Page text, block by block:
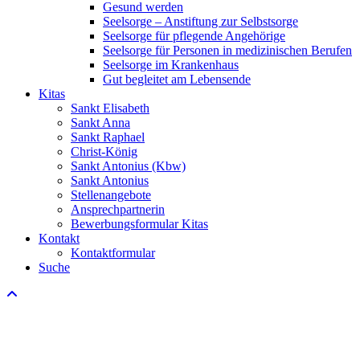
Gesund werden
Seelsorge – Anstiftung zur Selbstsorge
Seelsorge für pflegende Angehörige
Seelsorge für Personen in medizinischen Berufen
Seelsorge im Krankenhaus
Gut begleitet am Lebensende
Kitas
Sankt Elisabeth
Sankt Anna
Sankt Raphael
Christ-König
Sankt Antonius (Kbw)
Sankt Antonius
Stellenangebote
Ansprechpartnerin
Bewerbungsformular Kitas
Kontakt
Kontaktformular
Suche